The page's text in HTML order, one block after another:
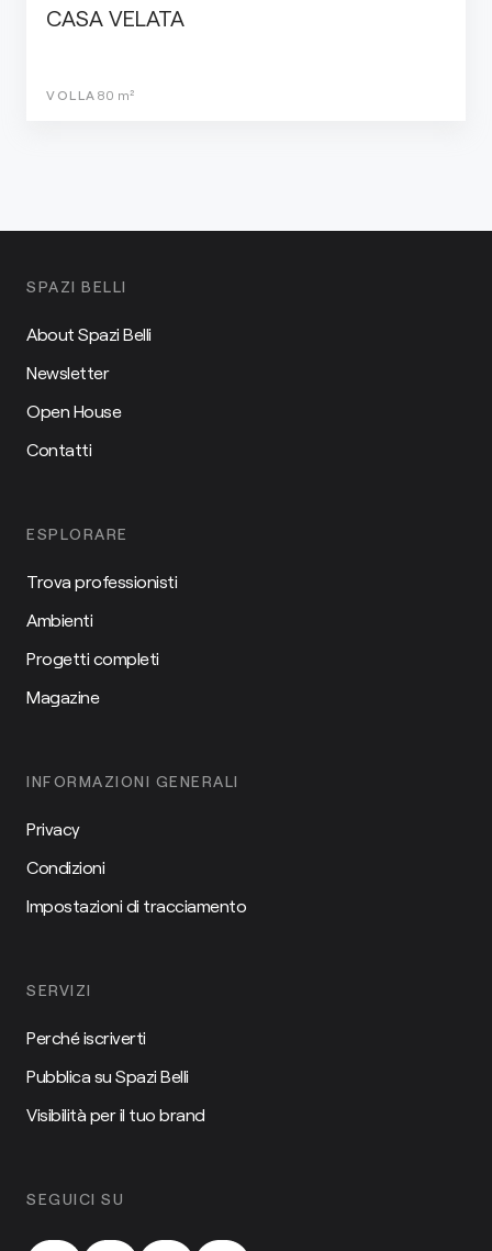
CASA VELATA
VOLLA 80 m²
SPAZI BELLI
About Spazi Belli
Newsletter
Open House
Contatti
ESPLORARE
Trova professionisti
Ambienti
Progetti completi
Magazine
INFORMAZIONI GENERALI
Privacy
Condizioni
Impostazioni di tracciamento
SERVIZI
Perché iscriverti
Pubblica su Spazi Belli
Visibilità per il tuo brand
SEGUICI SU